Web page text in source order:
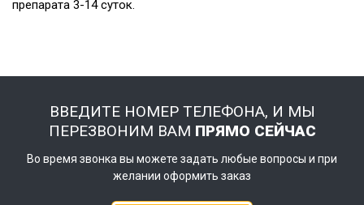
препарата 3-14 суток.
ВВЕДИТЕ НОМЕР ТЕЛЕФОНА, И МЫ
ПЕРЕЗВОНИМ ВАМ ПРЯМО СЕЙЧАС
Во время звонка вы можете задать любые вопросы и при
желании оформить заказ